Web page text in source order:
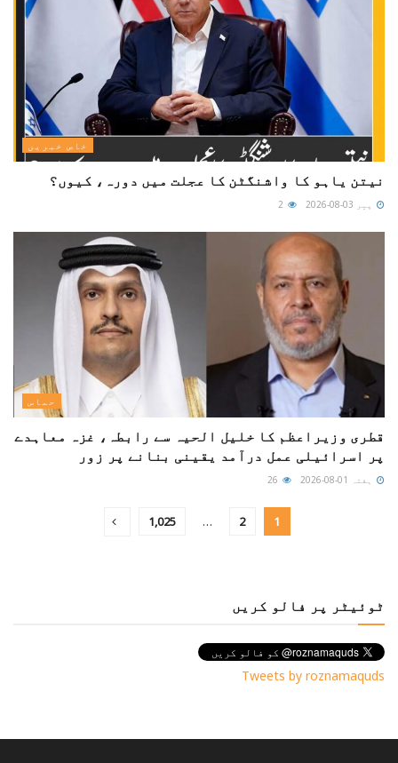
خاص خبریں
نیتن یاہو کا واشنگٹن کا عجلت میں دورہ، کیوں؟
پیر 03-08-2026
حماس
قطری وزیراعظم کا خلیل الحیہ سے رابطہ، غزہ معاہدے
پر اسرائیلی عمل درآمد یقینی بنانے پر زور
ہفتہ 01-08-2026
1
2
…
1,025
ٹوئیٹر پر فالو کریں
Tweets by roznamaquds